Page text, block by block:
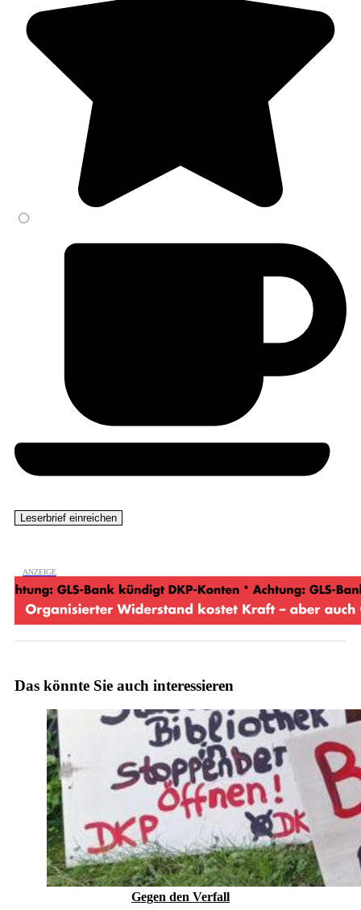
Das könnte Sie auch interessieren
Gegen den Verfall